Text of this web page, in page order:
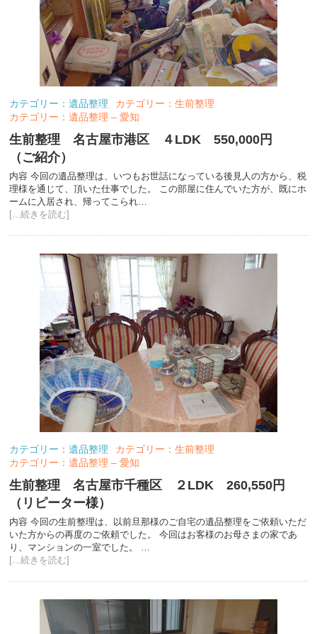
カテゴリー：遺品整理
カテゴリー：生前整理
カテゴリー：遺品整理 – 愛知
生前整理 名古屋市港区 ４LDK 550,000円
（ご紹介）
内容 今回の遺品整理は、いつもお世話になっている後見人の方から、税
理様を通じて、頂いた仕事でした。 この部屋に住んでいた方が、既にホ
ームに入居され、帰ってこられ…
[...続きを読む]
カテゴリー：遺品整理
カテゴリー：生前整理
カテゴリー：遺品整理 – 愛知
生前整理 名古屋市千種区 ２LDK 260,550円
（リピーター様）
内容 今回の生前整理は、以前旦那様のご自宅の遺品整理をご依頼いただ
いた方からの再度のご依頼でした。 今回はお客様のお母さまの家であ
り、マンションの一室でした。 …
[...続きを読む]